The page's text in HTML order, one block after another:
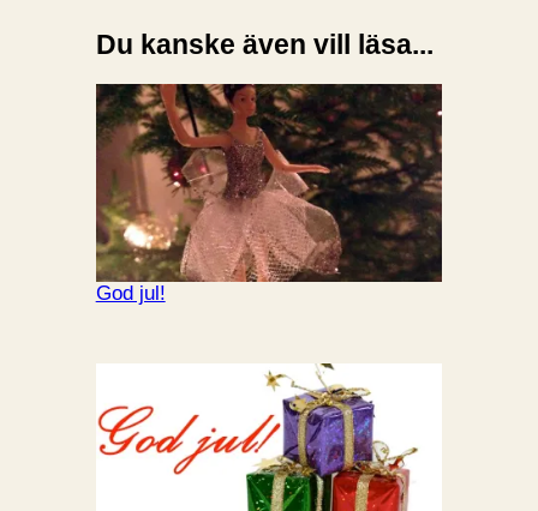
Du kanske även vill läsa...
God jul!